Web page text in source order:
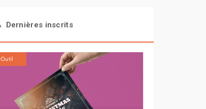
Dernières inscrits
Outil